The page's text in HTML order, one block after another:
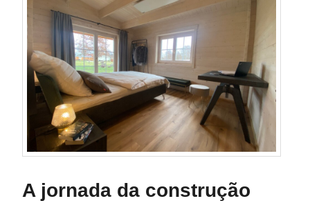
A jornada da construção